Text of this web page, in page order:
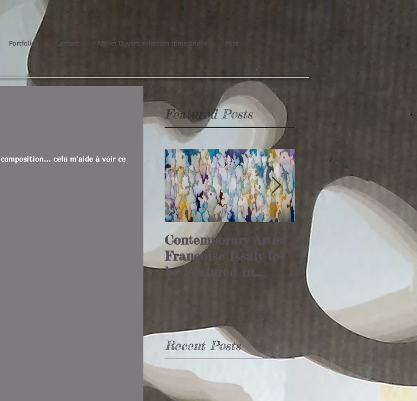
Portfolios Contact Atelier Ouvert: selection trimestrielle Post
cela m'aide à voir ce
Featured Posts
Contemporary Artist
Françoise Issaly to
be Featured in
Glamour Affair
article (Italie)
Recent Posts